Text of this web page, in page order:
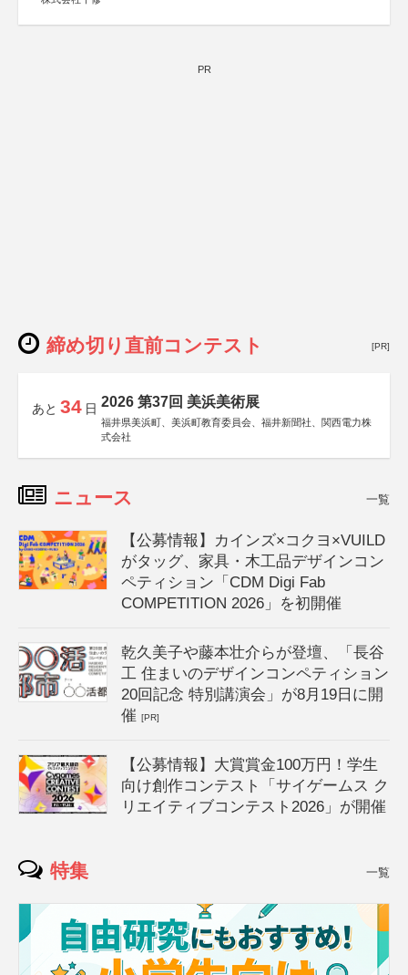
PR
締め切り直前コンテスト [PR]
あと 34 日 2026 第37回 美浜美術展
福井県美浜町、美浜町教育委員会、福井新聞社、関西電力株
式会社
ニュース 一覧
【公募情報】カインズ×コクヨ×VUILD
がタッグ、家具・木工品デザインコン
ペティション「CDM Digi Fab
COMPETITION 2026」を初開催
乾久美子や藤本壮介らが登壇、「長谷
工 住まいのデザインコンペティション
20回記念 特別講演会」が8月19日に開
催[PR]
【公募情報】大賞賞金100万円！学生
向け創作コンテスト「サイゲームス ク
リエイティブコンテスト2026」が開催
特集 一覧